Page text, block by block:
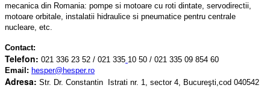
mecanica din Romania: pompe si motoare cu roti dintate, servodirectii,
motoare orbitale, instalatii hidraulice si pneumatice pentru centrale
nucleare, etc.
Contact:
Telefon: 021 336 23 52 / 021 335 10 50 / 021 335 09 854 60
Email: hesper@hesper.ro
Adresa: Str. Dr. Constantin Istrati nr. 1, sector 4, Bucureşti,cod 040542